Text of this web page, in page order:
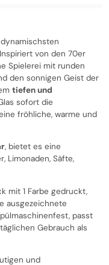
von den 70er
Spielerei mit runden
den sonnigen Geist der
tiefen und
sofort die
fröhliche, warme und
, bietet es eine
Limonaden, Säfte,
mit 1 Farbe gedruckt,
ausgezeichnete
passt
Gebrauch als
und